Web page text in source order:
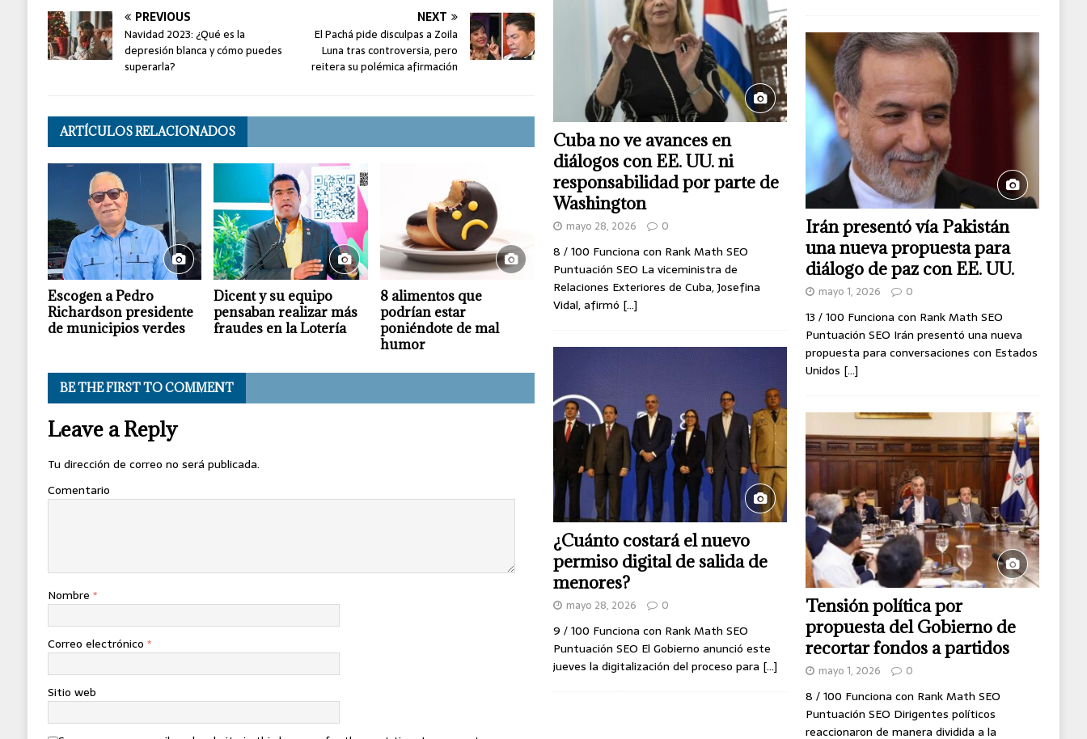
PREVIOUS
Navidad 2023: ¿Qué es la
depresión blanca y cómo puedes
superarla?
NEXT
El Pachá pide disculpas a Zoila
Luna tras controversia, pero
reitera su polémica afirmación
ARTÍCULOS RELACIONADOS
Escogen a Pedro
Richardson presidente
de municipios verdes
Dicent y su equipo
pensaban realizar más
fraudes en la Lotería
8 alimentos que
podrían estar
poniéndote de mal
humor
BE THE FIRST TO COMMENT
Leave a Reply
Tu dirección de correo no será publicada.
Comentario
Nombre *
Correo electrónico *
Sitio web
Cuba no ve avances en
diálogos con EE. UU. ni
responsabilidad por parte de
Washington
mayo 28, 2026 0
8 / 100 Funciona con Rank Math SEO
Puntuación SEO La viceministra de
Relaciones Exteriores de Cuba, Josefina
Vidal, afirmó [...]
¿Cuánto costará el nuevo
permiso digital de salida de
menores?
mayo 28, 2026 0
9 / 100 Funciona con Rank Math SEO
Puntuación SEO El Gobierno anunció este
jueves la digitalización del proceso para [...]
Irán presentó vía Pakistán
una nueva propuesta para
diálogo de paz con EE. UU.
mayo 1, 2026 0
13 / 100 Funciona con Rank Math SEO
Puntuación SEO Irán presentó una nueva
propuesta para conversaciones con Estados
Unidos [...]
Tensión política por
propuesta del Gobierno de
recortar fondos a partidos
mayo 1, 2026 0
8 / 100 Funciona con Rank Math SEO
Puntuación SEO Dirigentes políticos
reaccionaron de manera dividida a la